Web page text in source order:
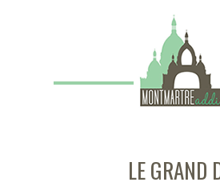
LE GRAND